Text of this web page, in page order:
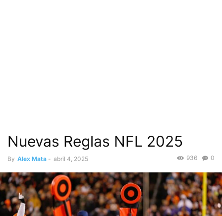
Nuevas Reglas NFL 2025
By Alex Mata - abril 4, 2025 0
936